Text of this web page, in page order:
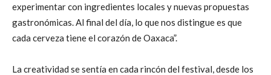
experimentar con ingredientes locales y nuevas propuestas
gastronómicas. Al final del día, lo que nos distingue es que
cada cerveza tiene el corazón de Oaxaca”.
La creatividad se sentía en cada rincón del festival, desde los